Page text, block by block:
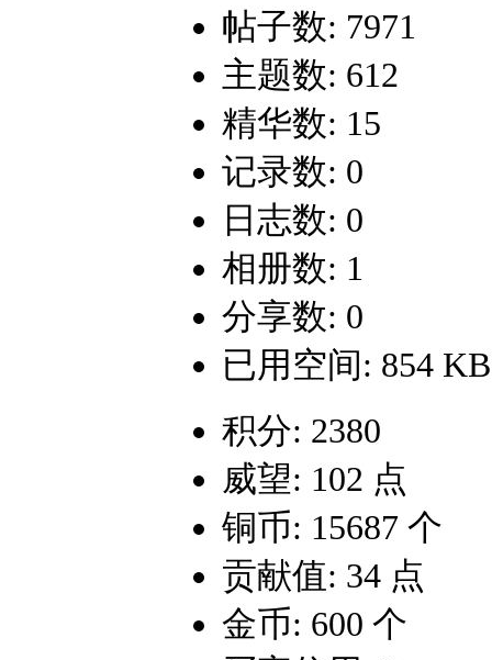
帖子数: 7971
主题数: 612
精华数: 15
记录数: 0
日志数: 0
相册数: 1
分享数: 0
已用空间: 854 KB
积分: 2380
威望: 102 点
铜币: 15687 个
贡献值: 34 点
金币: 600 个